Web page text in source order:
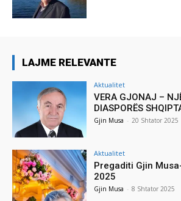
LAJME RELEVANTE
Aktualitet
VERA GJONAJ –
DIASPORËS
Gjin Musa - 20 Shtator 2025
Aktualitet
Pregaditi Gjin
2025
Gjin Musa - 8 Shtator 2025